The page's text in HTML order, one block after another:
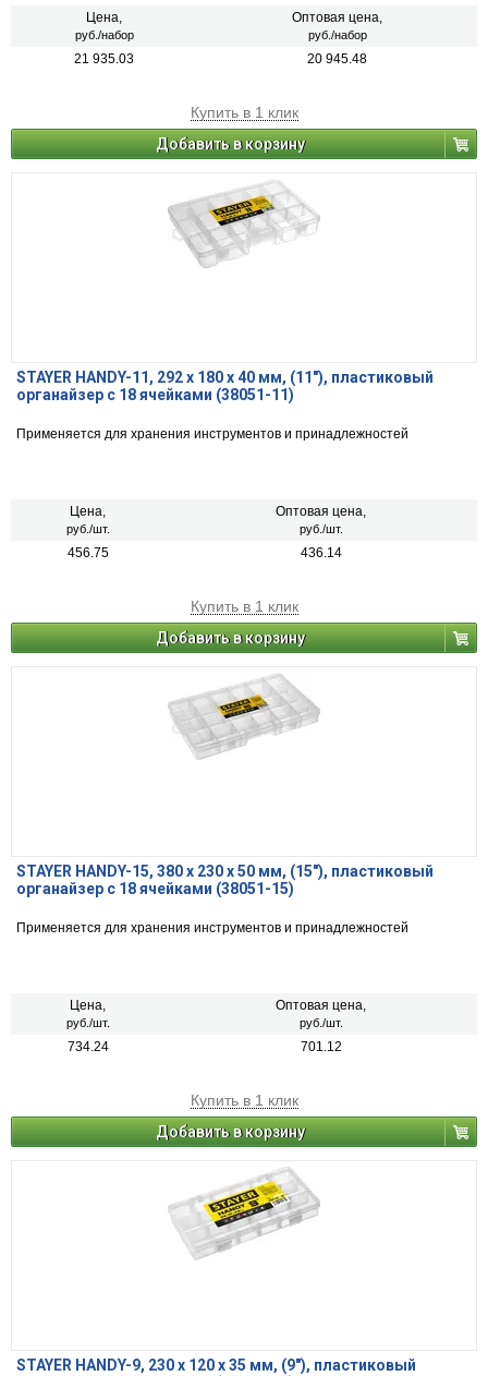
Цена,
руб./набор
Оптовая цена,
руб./набор
21 935.03 20 945.48
Купить в 1 клик
Добавить в корзину
STAYER HANDY-11, 292 x 180 x 40 мм, (11″), пластиковый
органайзер с 18 ячейками (38051-11)
Применяется для хранения инструментов и принадлежностей
Цена,
руб./шт.
Оптовая цена,
руб./шт.
456.75 436.14
Купить в 1 клик
Добавить в корзину
STAYER HANDY-15, 380 x 230 x 50 мм, (15″), пластиковый
органайзер с 18 ячейками (38051-15)
Применяется для хранения инструментов и принадлежностей
Цена,
руб./шт.
Оптовая цена,
руб./шт.
734.24 701.12
Купить в 1 клик
Добавить в корзину
STAYER HANDY-9, 230 x 120 x 35 мм, (9″), пластиковый